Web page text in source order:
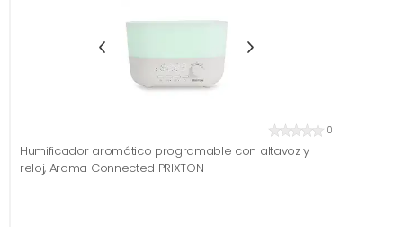
0
Humificador aromático programable con altavoz y
reloj, Aroma Connected PRIXTON